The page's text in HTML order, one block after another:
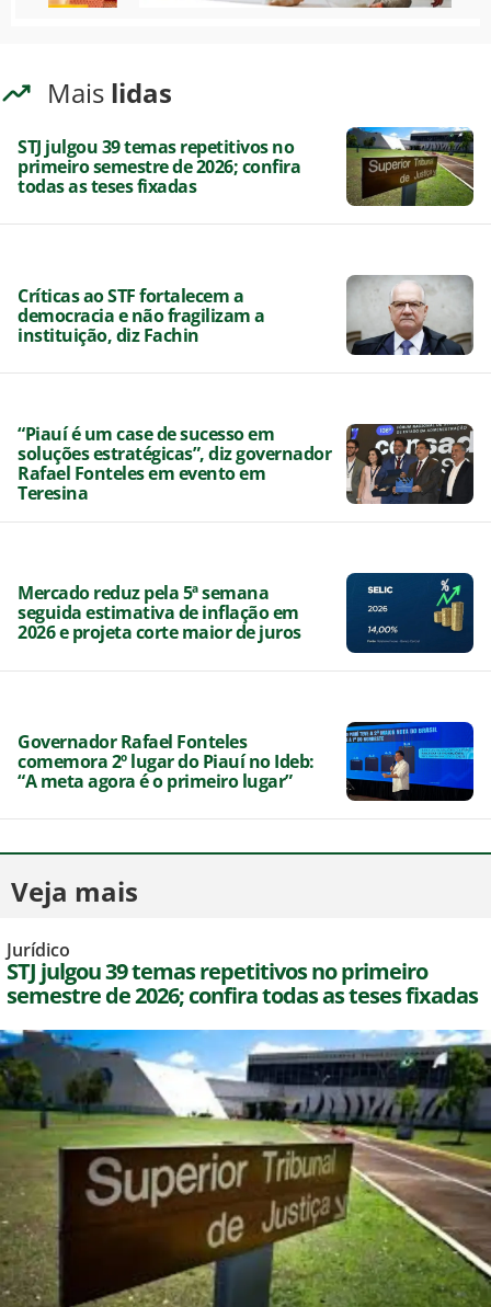
Mais lidas
STJ julgou 39 temas repetitivos no
primeiro semestre de 2026; confira
todas as teses fixadas
Críticas ao STF fortalecem a
democracia e não fragilizam a
instituição, diz Fachin
“Piauí é um case de sucesso em
soluções estratégicas”, diz governador
Rafael Fonteles em evento em
Teresina
Mercado reduz pela 5ª semana
seguida estimativa de inflação em
2026 e projeta corte maior de juros
Governador Rafael Fonteles
comemora 2º lugar do Piauí no Ideb:
“A meta agora é o primeiro lugar”
Veja mais
Jurídico
STJ julgou 39 temas repetitivos no primeiro
semestre de 2026; confira todas as teses fixadas